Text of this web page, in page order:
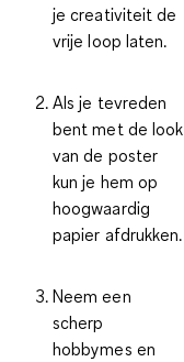
je creativiteit de
vrije loop laten.
Als je tevreden
bent met de look
van de poster
kun je hem op
hoogwaardig
papier afdrukken.
Neem een
scherp
hobbymes en